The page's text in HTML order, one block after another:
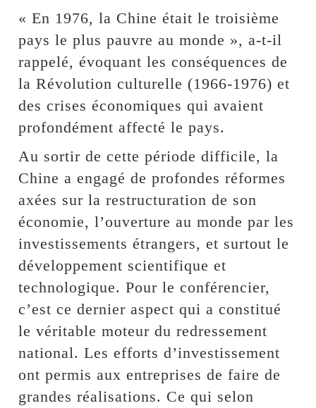
« En 1976, la Chine était le troisième
pays le plus pauvre au monde », a-t-il
rappelé, évoquant les conséquences de
la Révolution culturelle (1966-1976) et
des crises économiques qui avaient
profondément affecté le pays.
Au sortir de cette période difficile, la
Chine a engagé de profondes réformes
axées sur la restructuration de son
économie, l’ouverture au monde par les
investissements étrangers, et surtout le
développement scientifique et
technologique. Pour le conférencier,
c’est ce dernier aspect qui a constitué
le véritable moteur du redressement
national. Les efforts d’investissement
ont permis aux entreprises de faire de
grandes réalisations. Ce qui selon